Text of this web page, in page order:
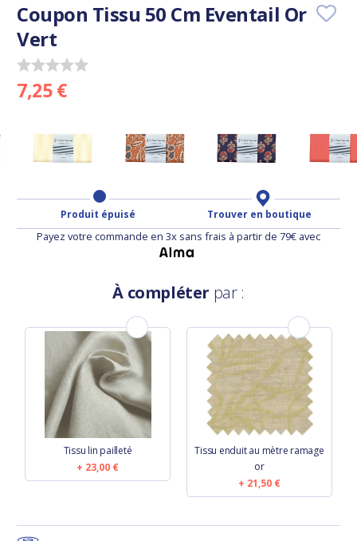
Coupon Tissu 50 Cm Eventail Or
Vert
7,25 €
Produit épuisé Trouver en boutique
Payez votre commande en 3x sans frais à partir de 79€ avec
À compléter par :
Tissu lin pailleté
23,00 €
Tissu enduit au mètre ramage
or
21,50 €